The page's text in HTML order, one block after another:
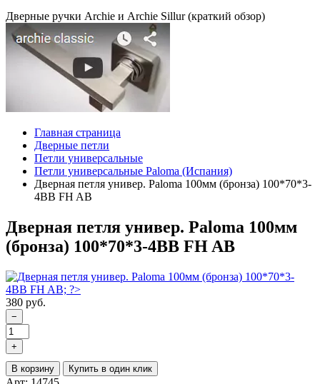
Дверные ручки Archie и Archie Sillur (краткий обзор)
Главная страница
Дверные петли
Петли универсальные
Петли универсальные Paloma (Испания)
Дверная петля универ. Paloma 100мм (бронза) 100*70*3-
4BB FH AB
Дверная петля универ. Paloma 100мм
(бронза) 100*70*3-4BB FH AB
380 руб.
−
+
В корзину Купить в один клик